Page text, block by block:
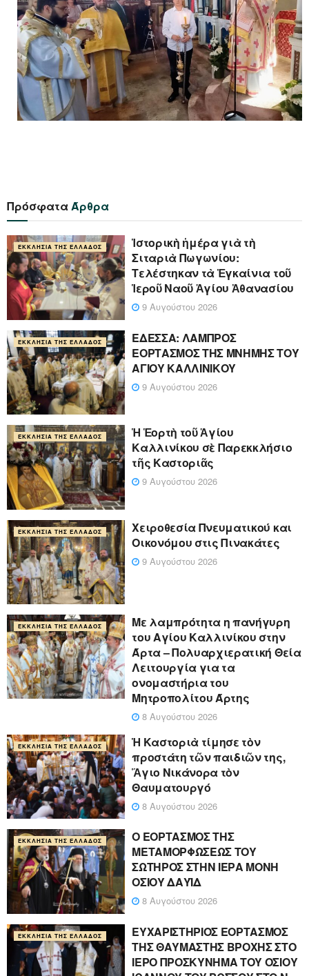
ΠρόσφαταΆρθρα
ΕΚΚΛΗΣΊΑ ΤΗΣ ΕΛΛΆΔΟΣ
Ἱστορικὴ ἡμέρα γιὰ τὴ
Σιταριὰ Πωγωνίου:
Τελέστηκαν τὰ Ἐγκαίνια τοῦ
Ἱεροῦ Ναοῦ Ἁγίου Ἀθανασίου
9 Αυγούστου 2026
ΕΚΚΛΗΣΊΑ ΤΗΣ ΕΛΛΆΔΟΣ
ΕΔΕΣΣΑ: ΛΑΜΠΡΟΣ
ΕΟΡΤΑΣΜΟΣ ΤΗΣ ΜΝΗΜΗΣ ΤΟΥ
ΑΓΙΟΥ ΚΑΛΛΙΝΙΚΟΥ
9 Αυγούστου 2026
ΕΚΚΛΗΣΊΑ ΤΗΣ ΕΛΛΆΔΟΣ
Ἡ Ἑορτὴ τοῦ Ἁγίου
Καλλινίκου σὲ Παρεκκλήσιο
τῆς Καστοριᾶς
9 Αυγούστου 2026
ΕΚΚΛΗΣΊΑ ΤΗΣ ΕΛΛΆΔΟΣ
Χειροθεσία Πνευματικού και
Οικονόμου στις Πινακάτες
9 Αυγούστου 2026
ΕΚΚΛΗΣΊΑ ΤΗΣ ΕΛΛΆΔΟΣ
Με λαμπρότητα η πανήγυρη
του Αγίου Καλλινίκου στην
Άρτα – Πολυαρχιερατική Θεία
Λειτουργία για τα
ονομαστήρια του
Μητροπολίτου Άρτης
8 Αυγούστου 2026
ΕΚΚΛΗΣΊΑ ΤΗΣ ΕΛΛΆΔΟΣ
Ἡ Καστοριὰ τίμησε τὸν
προστάτη τῶν παιδιῶν της,
Ἅγιο Νικάνορα τὸν
Θαυματουργό
8 Αυγούστου 2026
ΕΚΚΛΗΣΊΑ ΤΗΣ ΕΛΛΆΔΟΣ
Ο ΕΟΡΤΑΣΜΟΣ ΤΗΣ
ΜΕΤΑΜΟΡΦΩΣΕΩΣ ΤΟΥ
ΣΩΤΗΡΟΣ ΣΤΗΝ ΙΕΡΑ ΜΟΝΗ
ΟΣΙΟΥ ΔΑΥΪΔ
8 Αυγούστου 2026
ΕΚΚΛΗΣΊΑ ΤΗΣ ΕΛΛΆΔΟΣ
ΕΥΧΑΡΙΣΤΗΡΙΟΣ ΕΟΡΤΑΣΜΟΣ
ΤΗΣ ΘΑΥΜΑΣΤΗΣ ΒΡΟΧΗΣ ΣΤΟ
ΙΕΡΟ ΠΡΟΣΚΥΝΗΜΑ ΤΟΥ ΟΣΙΟΥ